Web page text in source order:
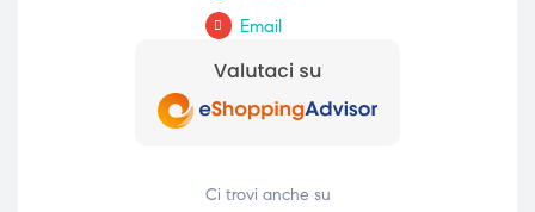
Email
Ci trovi anche su